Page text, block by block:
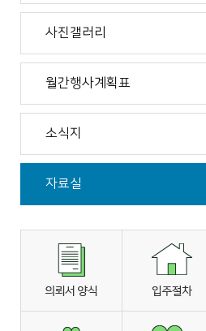
사진갤러리
월간행사계획표
소식지
자료실